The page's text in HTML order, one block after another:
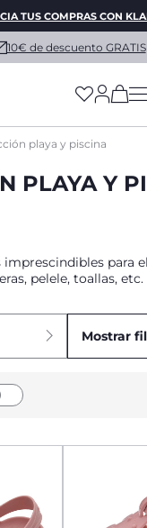
TUS COMPRAS CON
10€ de descuento GRATIS
playa y piscina
PLAYA Y
para
pelele, toallas,
Mostrar